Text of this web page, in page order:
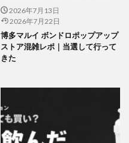
2026年7月13日
2026年7月22日
博多マルイ ボンドロポップアップ
ストア混雑レポ｜当選して行って
きた